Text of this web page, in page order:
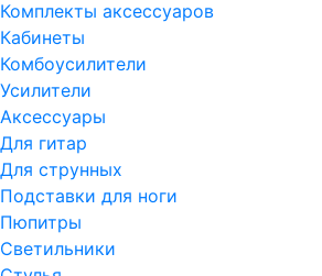
Комплекты аксессуаров
Кабинеты
Комбоусилители
Усилители
Аксессуары
Для гитар
Для струнных
Подставки для ноги
Пюпитры
Светильники